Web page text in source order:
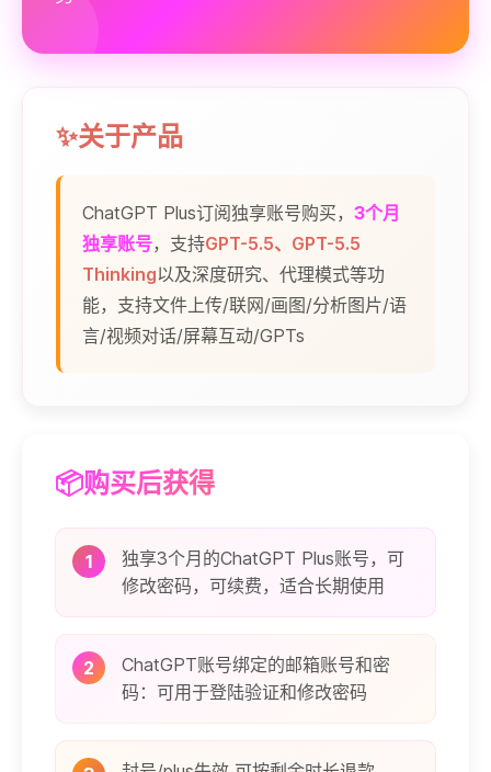
✨关于产品
ChatGPT Plus订阅独享账号购买， 3个月
独享账号，支持GPT-5.5、GPT-5.5
Thinking以及深度研究、代理模式等功
能，支持文件上传/联网/画图/分析图片/语
言/视频对话/屏幕互动/GPTs
📦购买后获得
1
独享3个月的ChatGPT Plus账号，可
修改密码，可续费，适合长期使用
2
ChatGPT账号绑定的邮箱账号和密
码：可用于登陆验证和修改密码